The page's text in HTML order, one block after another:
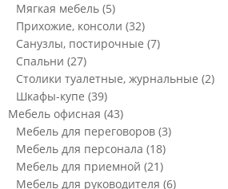
Мягкая мебель (5)
Прихожие, консоли (32)
Санузлы, постирочные (7)
Спальни (27)
Столики туалетные, журнальные (2)
Шкафы-купе (39)
Мебель офисная (43)
Мебель для переговоров (3)
Мебель для персонала (18)
Мебель для приемной (21)
Мебель для руководителя (6)